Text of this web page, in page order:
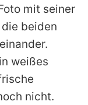
mit seiner
beiden
weißes
nicht.